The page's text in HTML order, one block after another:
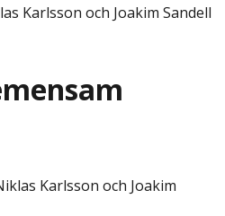
Karlsson och Joakim Sandell
Karlsson och Joakim